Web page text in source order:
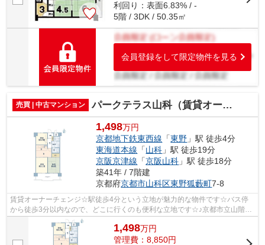
利回り：表面6.83% / -
5階 / 3DK / 50.35㎡
会員登録をして限定物件を見る
売買 | 中古マンション パークテラス山科（賃貸オーナーチェンジ）
1,498万円
京都地下鉄東西線 「東野 」駅 徒歩4分
東海道本線 「山科 」駅 徒歩19分
京阪京津線 「京阪山科 」駅 徒歩18分
築41年 / 7階建
京都府京都市山科区東野狐藪町7-8
賃貸オーナーチェンジ☆駅徒歩4分という立地が魅力的な物件です☆バス停
から徒歩3分以内なので、どこに行くのも便利な立地です☆♪京都市立山階南
小学校が通学範囲内、学校まで832m☆収益用...
1,498万円
管理費：8,850円